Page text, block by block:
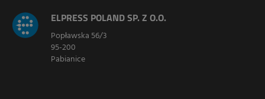
ELPRESS POLAND SP. Z O.O.
Popławska 56/3
95-200
Pabianice